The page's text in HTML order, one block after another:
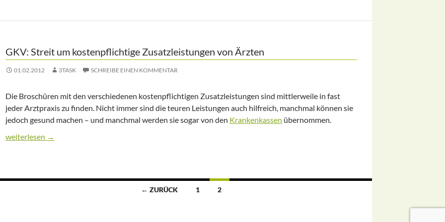
GKV: Streit um kostenpflichtige Zusatzleistungen von Ärzten
01.02.2012 3TASK SCHREIBE EINEN KOMMENTAR
Die Broschüren mit den verschiedenen kostenpflichtigen Zusatzleistungen sind mittlerweile in fast
jeder Arztpraxis zu finden. Nicht immer sind die teuren Leistungen auch hilfreich, manchmal können sie
jedoch gesund machen – und manchmal werden sie sogar von den Krankenkassen übernommen.
GKV: Streit um kostenpflichtige Zusatzleistungen von Ärzten
weiterlesen →
← ZURÜCK 1 2